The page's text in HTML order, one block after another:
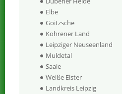
Elbe
Goitzsche
Kohrener Land
Leipziger Neuseenland
Muldetal
Saale
Weiße Elster
Landkreis Leipzig